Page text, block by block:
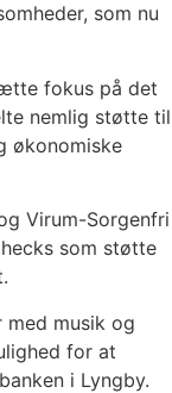
som nu
fokus på det
nemlig støtte til
økonomiske
Virum-Sorgenfri
som støtte
musik og
for at
i Lyngby.